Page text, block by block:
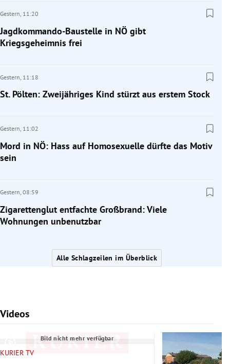
Gestern, 11:20
Jagdkommando-Baustelle in NÖ gibt
Kriegsgeheimnis frei
Gestern, 11:18
St. Pölten: Zweijähriges Kind stürzt aus erstem Stock
Gestern, 11:02
Mord in NÖ: Hass auf Homosexuelle dürfte das Motiv
sein
Gestern, 08:59
Zigarettenglut entfachte Großbrand: Viele
Wohnungen unbenutzbar
Alle Schlagzeilen im Überblick
Videos
Slide 1 von 7
Bild nicht mehr verfügbar
KURIER TV